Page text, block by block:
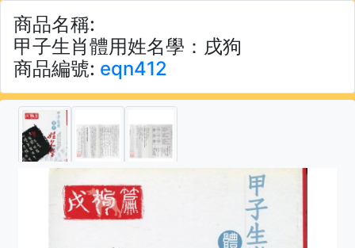
商品名稱:
甲子生肖體用姓名學：戌狗
商品編號: eqn412